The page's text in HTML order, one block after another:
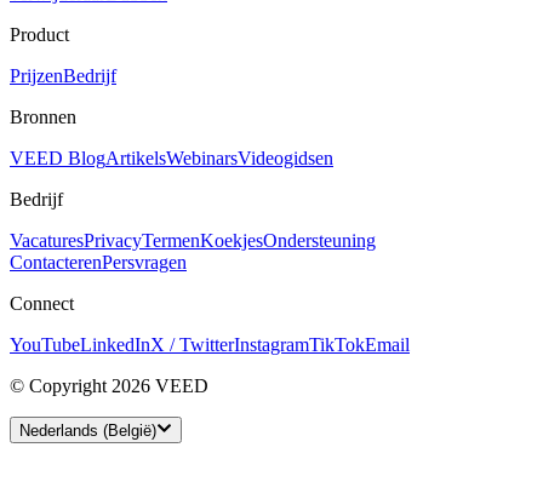
Product
PrijzenBedrijf
Bronnen
VEED BlogArtikelsWebinarsVideogidsen
Bedrijf
VacaturesPrivacyTermenKoekjesOndersteuning
ContacterenPersvragen
Connect
YouTubeLinkedInX / TwitterInstagramTikTokEmail
© Copyright 2026 VEED
Nederlands (België)